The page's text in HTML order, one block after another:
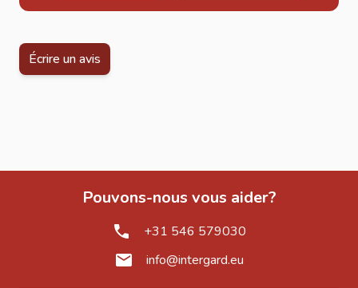
Travaux de rénovation et construction
Projets bois structurels
limite le ripage de l’embout, ce qui facilite les travaux sur
des vis de longueur intermédiaire.
Écrire un avis
Pouvons-nous vous aider?
+31 546 579030
info@intergard.eu